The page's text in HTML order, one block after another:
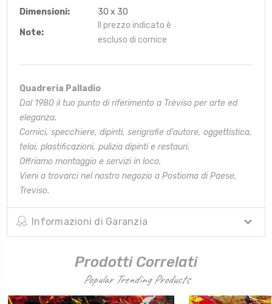
Dimensioni:
30 x 30
Note:
Il prezzo indicato è
escluso di cornice
Quadreria Palladio
Dal 1980 il tuo punto di riferimento a Treviso per arte ed
eleganza.
Cornici, specchiere, dipinti, serigrafie d’autore, oggettistica,
telai, plastificazioni, pulizia dipinti e restauri.
Offriamo montaggio e servizi in loco.
Vieni a trovarci nel nostro negozio a Postioma di Paese,
Treviso.
Informazioni di Garanzia
Prodotti Correlati
Popular Trending Products